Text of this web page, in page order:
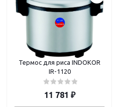
Термос для риса INDOKOR
IR-1120
11 781 ₽